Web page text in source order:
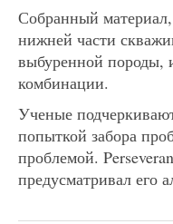
Собранный
нижней части
выбуренной породы,
комбинации.
Ученые
попыткой забора
проблемой.
предусматривал его